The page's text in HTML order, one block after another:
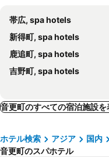
帯広, spa hotels
新得町, spa hotels
鹿追町, spa hotels
吉野町, spa hotels
音更町のすべての宿泊施設を
ホテル検索 アジア 国内
音更町のスパホテル